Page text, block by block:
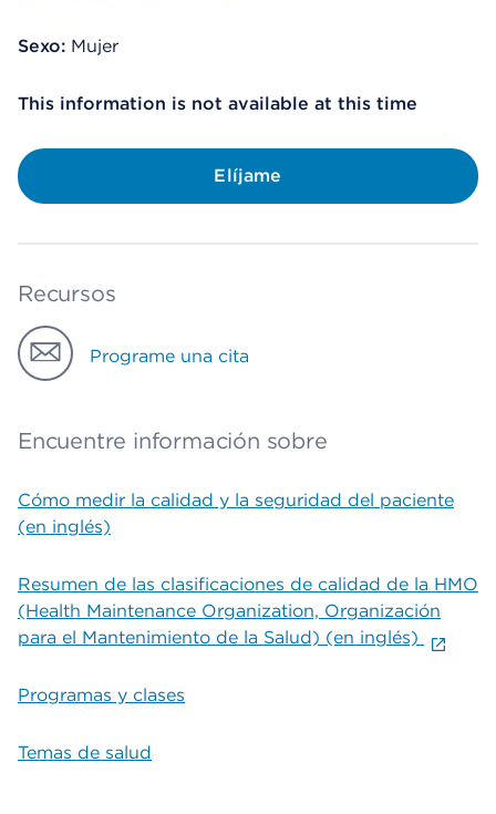
Sexo: Mujer
This information is not available at this time
Elíjame
Recursos
Programe una cita
Encuentre información sobre
Cómo medir la calidad y la seguridad del paciente
(en inglés)
Resumen de las clasificaciones de calidad de la HMO
(Health Maintenance Organization, Organización
para el Mantenimiento de la Salud) (en inglés)
Programas y clases
Temas de salud